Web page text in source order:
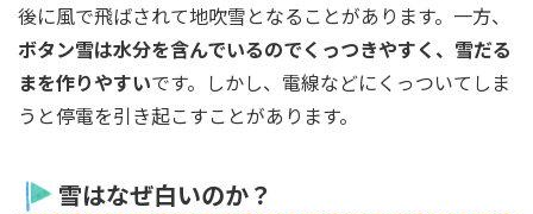
後に風で飛ばされて地吹雪となることがあります。一方、
ボタン雪は水分を含んでいるのでくっつきやすく、雪だる
まを作りやすいです。しかし、電線などにくっついてしま
うと停電を引き起こすことがあります。
雪はなぜ白いのか？